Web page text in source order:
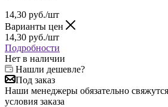
14,30 руб./шт
Варианты цен
14,30 руб./шт
Подробности
Нет в наличии
Нашли дешевле?
Под заказ
Наши менеджеры обязательно
условия заказа